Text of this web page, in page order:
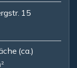
15
(ca.)